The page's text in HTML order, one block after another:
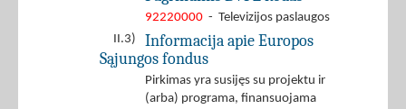
92220000 - Televizijos paslaugos
II.3)
Informacija apie Europos
Sąjungos fondus
Pirkimas yra susijęs su projektu ir
(arba) programa, finansuojama